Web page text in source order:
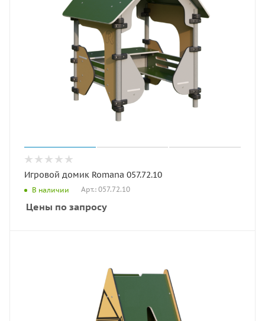
Игровой домик Romana 057.72.10
В наличии Арт.: 057.72.10
Цены по запросу